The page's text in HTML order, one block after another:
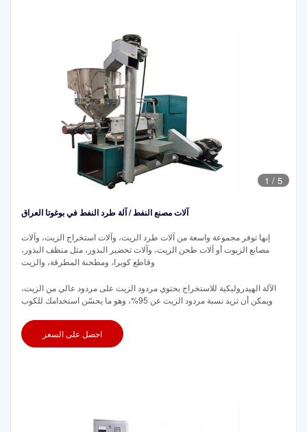
1 / 5
آلات مصنع النفط / آلة طرد النفط في بوغوتا العراق
إنها توفر مجموعة واسعة من آلات طرد الزيت، وآلات استخراج الزيت، وآلات
مصانع الزيوت أو آلات طحن الزيت، وآلات تحضير البذور، مثل منظف البذور،
وقاطع كوبرا، ومطحنة المطرقة، والزيت
الآلة الهيدروليكية للاستخراج يحتوي مردود الزيت على مردود عالي من الزيت،
ويمكن أن تزيد نسبة مردود الزيت عن 95%، وهو ما يحسّن استخدامك للكوب
احصل على السعر